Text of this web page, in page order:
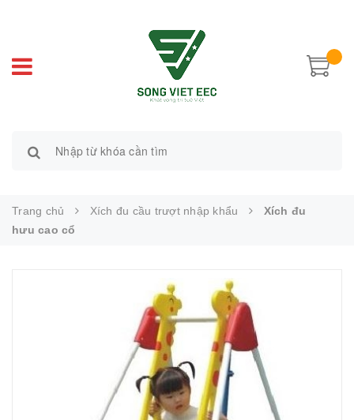
Trang chủ Xích đu cầu trượt nhập khẩu
Xích đu
hưu cao cổ